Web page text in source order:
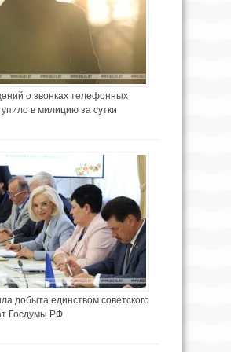
о звонках телефонных
в милицию за сутки
добыта единством советского
Госдумы РФ